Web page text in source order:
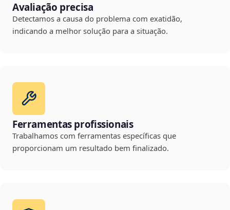
Avaliação precisa
Detectamos a causa do problema com exatidão,
indicando a melhor solução para a situação.
Ferramentas profissionais
Trabalhamos com ferramentas específicas que
proporcionam um resultado bem finalizado.